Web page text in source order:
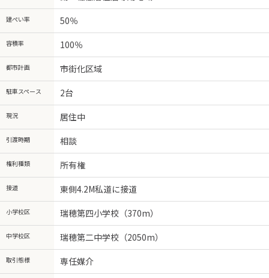
建ぺい率 50％
容積率 100％
都市計画 市街化区域
駐車スペース 2台
現況 居住中
引渡時期 相談
権利種類 所有権
接道 東側4.2M私道に接道
小学校区 瑞穂第四小学校（370m）
中学校区 瑞穂第二中学校（2050m）
取引態様 専任媒介